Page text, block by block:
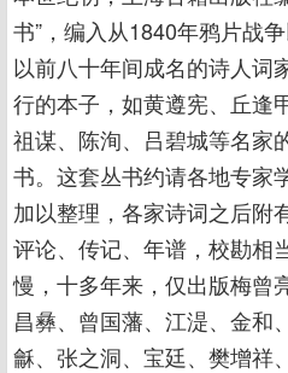
书”，编入从1840年鸦片战
以前八十年间成名的诗人词
行的本子，如黄遵宪、丘逢
祖谋、陈洵、吕碧城等名家
书。这套丛书约请各地专家
加以整理，各家诗词之后附
评论、传记、年谱，校勘相
慢，十多年来，仅出版梅曾
昌彝、曾国藩、江湜、金和
龢、张之洞、宝廷、樊增祥